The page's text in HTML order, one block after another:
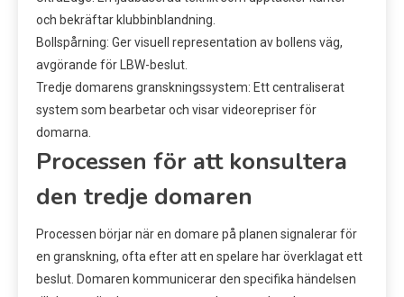
och bekräftar klubbinblandning.
Bollspårning: Ger visuell representation av bollens väg,
avgörande för LBW-beslut.
Tredje domarens granskningssystem: Ett centraliserat
system som bearbetar och visar videorepriser för
domarna.
Processen för att konsultera
den tredje domaren
Processen börjar när en domare på planen signalerar för
en granskning, ofta efter att en spelare har överklagat ett
beslut. Domaren kommunicerar den specifika händelsen